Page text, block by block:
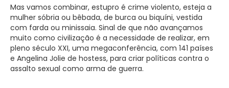
Mas vamos combinar, estupro é crime violento, esteja a
mulher sóbria ou bêbada, de burca ou biquíni, vestida
com farda ou minissaia. Sinal de que não avançamos
muito como civilização é a necessidade de realizar, em
pleno século XXI, uma megaconferência, com 141 países
e Angelina Jolie de hostess, para criar políticas contra o
assalto sexual como arma de guerra.